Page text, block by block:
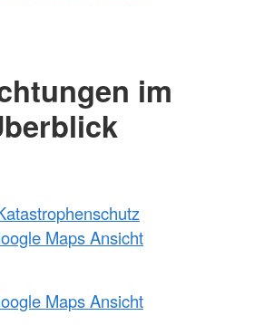
im
Maps Ansicht
Maps Ansicht